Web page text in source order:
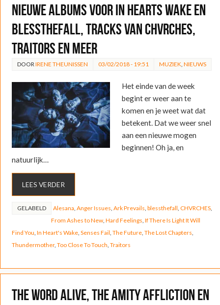
Nieuwe albums voor In Hearts Wake en
blessthefall, tracks van CHVRCHES,
Traitors en meer
DOOR IRENE THEUNISSEN 03/02/2018 - 19:51 MUZIEK NIEUWS
Het einde van de week
begint er weer aan te
komen en je weet wat dat
betekent. Dat we weer snel
aan een nieuwe mogen
beginnen! Oh ja, en
natuurlijk…
LEES VERDER
GELABELD Alesana Anger Issues Ark Prevails blessthefall CHVRCHES,
From Ashes to New, Hard Feelings If There Is Light It Will
Find You In Heart's Wake, Senses Fail The Future, The Lost Chapters
Thundermother, Too Close To Touch Traitors
The Word Alive, The Amity Affliction en